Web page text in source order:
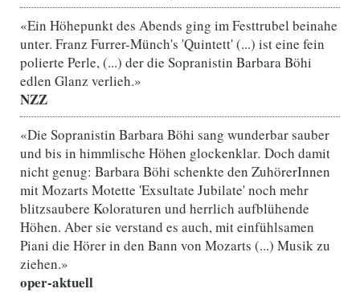
«Ein Höhepunkt des Abends ging im Festtrubel beinahe
unter. Franz Furrer-Münch's 'Quintett' (...) ist eine fein
polierte Perle, (...) der die Sopranistin Barbara Böhi
edlen Glanz verlieh.»
NZZ
«Die Sopranistin Barbara Böhi sang wunderbar sauber
und bis in himmlische Höhen glockenklar. Doch damit
nicht genug: Barbara Böhi schenkte den ZuhörerInnen
mit Mozarts Motette 'Exsultate Jubilate' noch mehr
blitzsaubere Koloraturen und herrlich aufblühende
Höhen. Aber sie verstand es auch, mit einfühlsamen
Piani die Hörer in den Bann von Mozarts (...) Musik zu
ziehen.»
oper-aktuell